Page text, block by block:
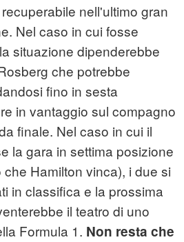
nell'ultimo gran
Nel caso in cui fosse
situazione dipenderebbe
che potrebbe
fino in sesta
in vantaggio sul compagno
finale. Nel caso in cui il
la gara in settima posizione
Hamilton vinca), i due si
in classifica e la prossima
il teatro di uno
Formula 1. Non resta che